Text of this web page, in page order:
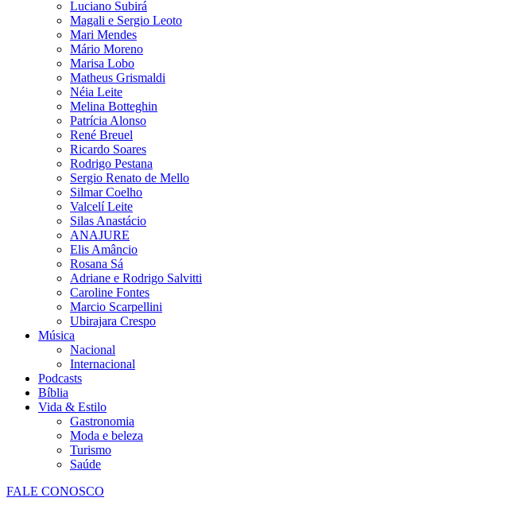
Luciano Subirá
Magali e Sergio Leoto
Mari Mendes
Mário Moreno
Marisa Lobo
Matheus Grismaldi
Néia Leite
Melina Botteghin
Patrícia Alonso
René Breuel
Ricardo Soares
Rodrigo Pestana
Sergio Renato de Mello
Silmar Coelho
Valcelí Leite
Silas Anastácio
ANAJURE
Elis Amâncio
Rosana Sá
Adriane e Rodrigo Salvitti
Caroline Fontes
Marcio Scarpellini
Ubirajara Crespo
Música
Nacional
Internacional
Podcasts
Bíblia
Vida & Estilo
Gastronomia
Moda e beleza
Turismo
Saúde
FALE CONOSCO